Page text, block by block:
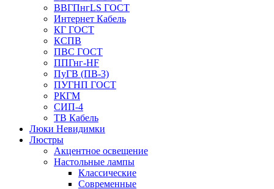
ВВГПнгLS ГОСТ
Интернет Кабель
КГ ГОСТ
КСПВ
ПВС ГОСТ
ППГнг-HF
ПуГВ (ПВ-3)
ПУГНП ГОСТ
РКГМ
СИП-4
ТВ Кабель
Люки Невидимки
Люстры
Акцентное освещение
Настольные лампы
Классические
Современные